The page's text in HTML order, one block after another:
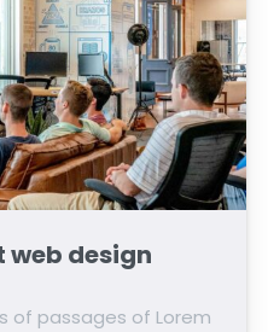
web design
of passages of Lorem